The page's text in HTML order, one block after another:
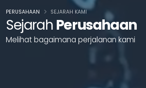
Sejarah Perusahaan
Melihatbagaimana perjalanan kami
PERUSAHAAN SEJARAH KAMI